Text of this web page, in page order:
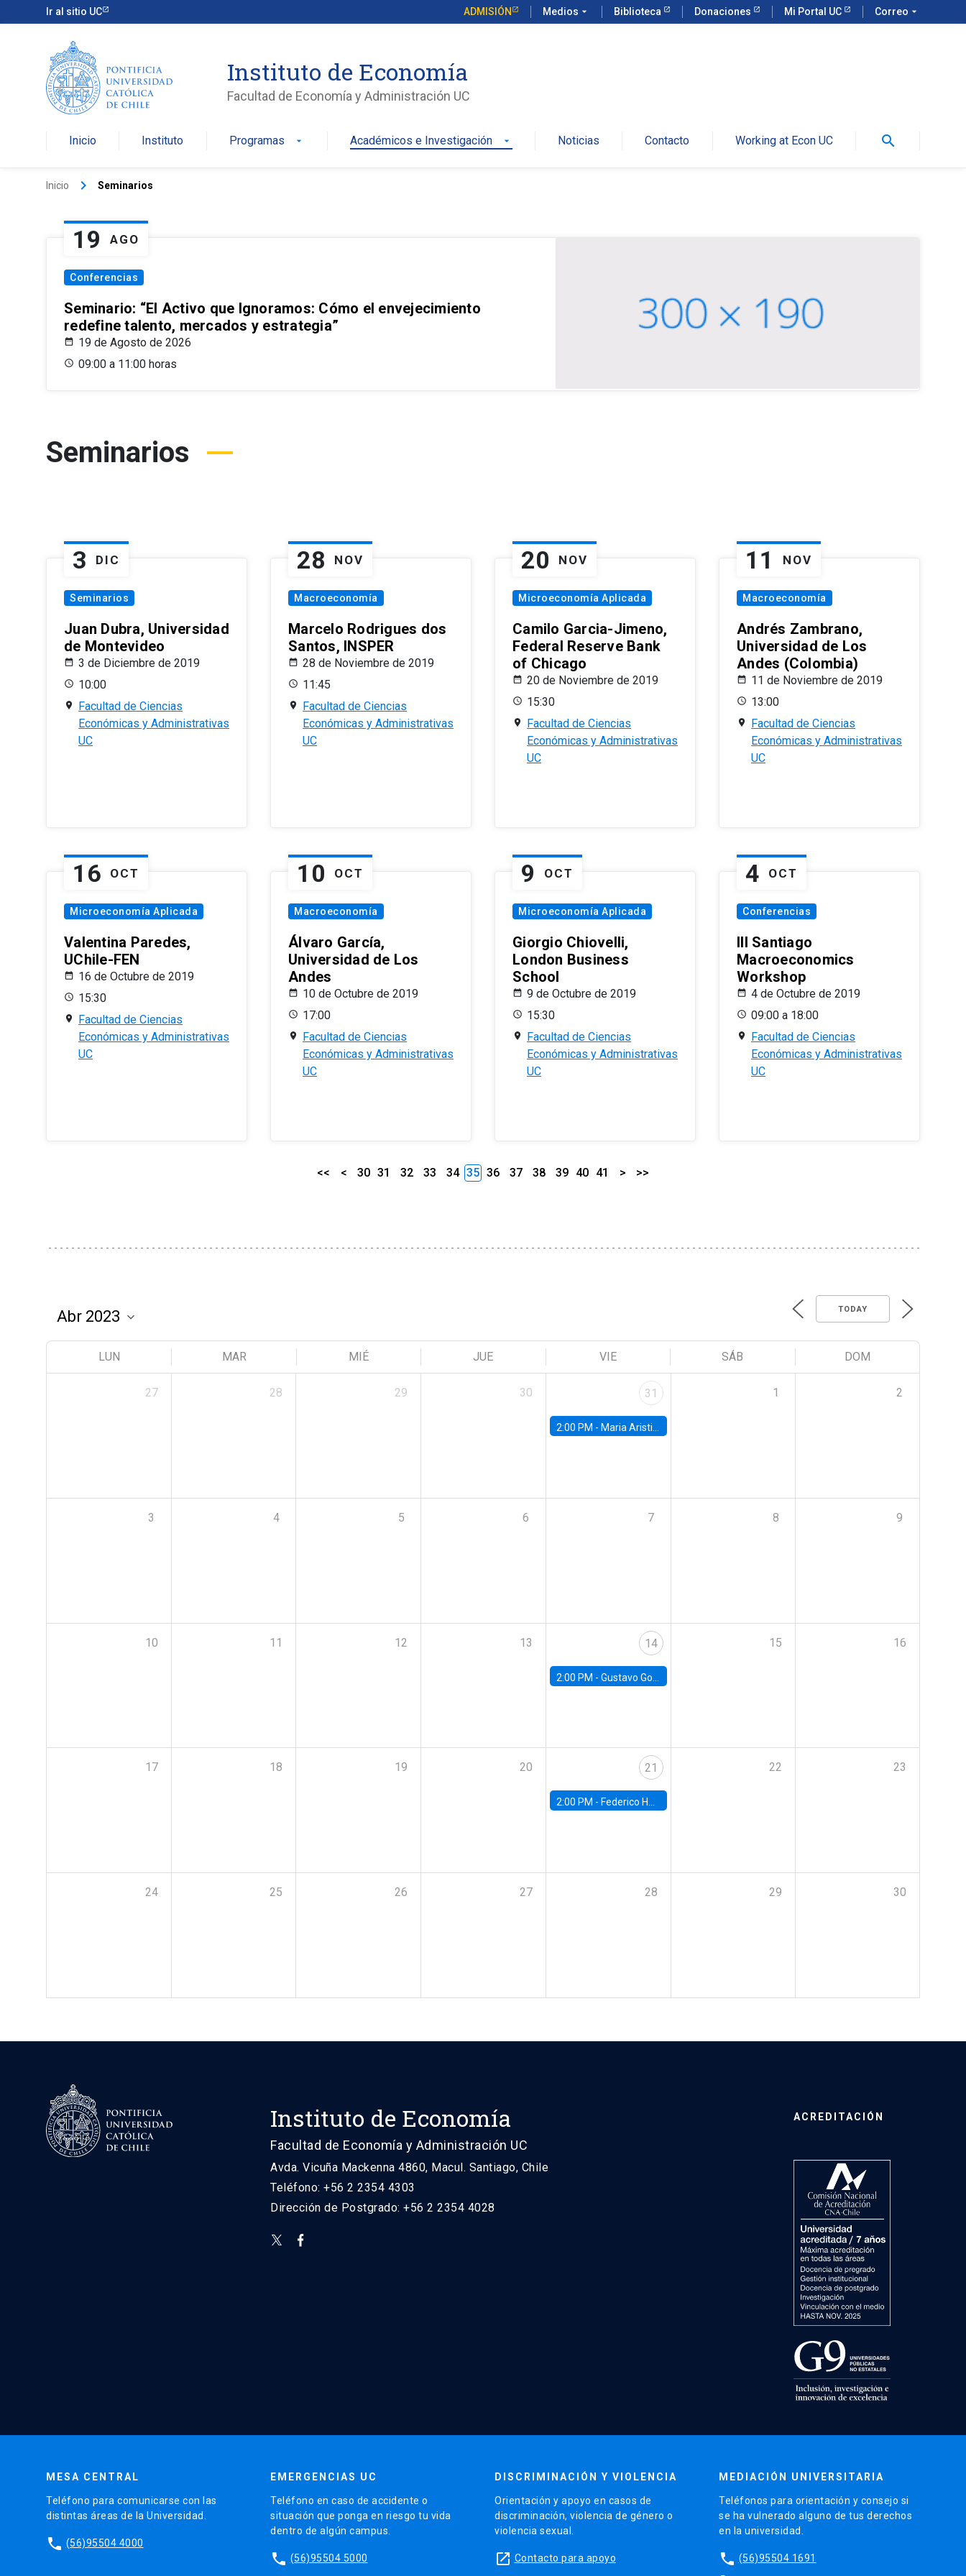
Ir al sitio UC ADMISIÓN Medios arrow_drop_down Biblioteca Donaciones Mi Portal UC Correo arrow_drop_down
Instituto de Economía
Facultad de Economía y Administración UC
Inicio Instituto Programas arrow_drop_down Académicos e Investigación arrow_drop_down Noticias Contacto Working at Econ UC search
Inicio keyboard_arrow_right Seminarios
19 AGO
Conferencias
Seminario: “El Activo que Ignoramos: Cómo el envejecimiento
redefine talento, mercados y estrategia”
19 de Agosto de 2026
09:00 a 11:00 horas
Seminarios
3 DIC
Seminarios
Juan Dubra, Universidad
de Montevideo
3 de Diciembre de 2019
10:00
Facultad de Ciencias
Económicas y Administrativas
UC
28 NOV
Macroeconomía
Marcelo Rodrigues dos
Santos, INSPER
28 de Noviembre de 2019
11:45
Facultad de Ciencias
Económicas y Administrativas
UC
20 NOV
Microeconomía Aplicada
Camilo Garcia-Jimeno,
Federal Reserve Bank
of Chicago
20 de Noviembre de 2019
15:30
Facultad de Ciencias
Económicas y Administrativas
UC
11 NOV
Macroeconomía
Andrés Zambrano,
Universidad de Los
Andes (Colombia)
11 de Noviembre de 2019
13:00
Facultad de Ciencias
Económicas y Administrativas
UC
16 OCT
Microeconomía Aplicada
Valentina Paredes,
UChile-FEN
16 de Octubre de 2019
15:30
Facultad de Ciencias
Económicas y Administrativas
UC
10 OCT
Macroeconomía
Álvaro García,
Universidad de Los
Andes
10 de Octubre de 2019
17:00
Facultad de Ciencias
Económicas y Administrativas
UC
9 OCT
Microeconomía Aplicada
Giorgio Chiovelli,
London Business
School
9 de Octubre de 2019
15:30
Facultad de Ciencias
Económicas y Administrativas
UC
4 OCT
Conferencias
III Santiago
Macroeconomics
Workshop
4 de Octubre de 2019
09:00 a 18:00
Facultad de Ciencias
Económicas y Administrativas
UC
<< < 30 31 32 33 34 35 36 37 38 39 40 41 > >>
TODAY
LUN MAR MIÉ JUE VIE SÁB DOM
27 28 29 30 31
2:00 PM - Maria Aristizabal-Ramirez, FED Board
1 2
3 4 5 6 7 8 9
10 11 12 13 14
2:00 PM - Gustavo González - Banco Central de Chile
15 16
17 18 19 20 21
2:00 PM - Federico Huneeus - Banco Central de Chile
22 23
24 25 26 27 28 29 30
Instituto de Economía
Facultad de Economía y Administración UC
Avda. Vicuña Mackenna 4860, Macul. Santiago, Chile
Teléfono: +56 2 2354 4303
Dirección de Postgrado: +56 2 2354 4028
ACREDITACIÓN
MESA CENTRAL
Teléfono para comunicarse con las
distintas áreas de la Universidad.
phone (56)95504 4000
EMERGENCIAS UC
Teléfono en caso de accidente o
situación que ponga en riesgo tu vida
dentro de algún campus.
phone (56)95504 5000
DISCRIMINACIÓN Y VIOLENCIA
Orientación y apoyo en casos de
discriminación, violencia de género o
violencia sexual.
launch Contacto para apoyo
MEDIACIÓN UNIVERSITARIA
Teléfonos para orientación y consejo si
se ha vulnerado alguno de tus derechos
en la universidad.
phone (56)95504 1691